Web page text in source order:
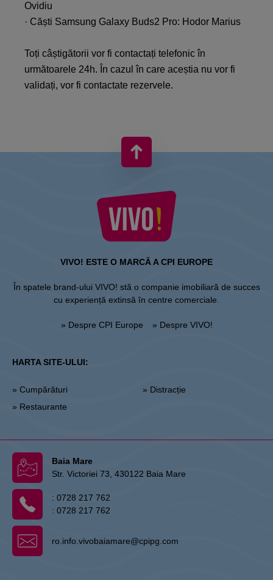
Ovidiu
· Căști Samsung Galaxy Buds2 Pro: Hodor Marius
Toți câștigătorii vor fi contactați telefonic în
următoarele 24h. În cazul în care aceștia nu vor fi
validați, vor fi contactate rezervele.
VIVO! ESTE O MARCĂ A CPI EUROPE
În spatele brand-ului VIVO! stă o companie imobiliară de succes
cu experiență extinsă în centre comerciale.
» Despre CPI Europe » Despre VIVO!
HARTA SITE-ULUI:
» Cumpărături
» Restaurante
» Distracție
Baia Mare
Str. Victoriei 73, 430122 Baia Mare
: 0728 217 762
: 0728 217 762
ro.info.vivobaiamare@cpipg.com